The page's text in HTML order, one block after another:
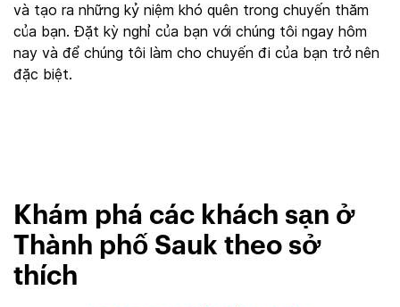
và tạo ra những kỷ niệm khó quên trong chuyến thăm
của bạn. Đặt kỳ nghỉ của bạn với chúng tôi ngay hôm
nay và để chúng tôi làm cho chuyến đi của bạn trở nên
đặc biệt.
Khám phá các khách sạn ở
Thành phố Sauk theo sở
thích